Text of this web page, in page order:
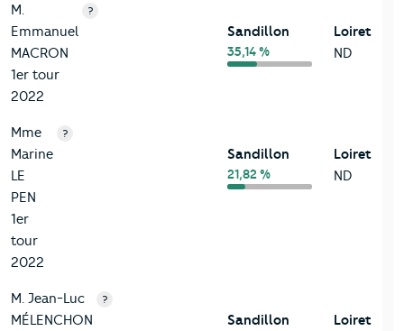
M.
Emmanuel
MACRON
1er tour
2022
?
Sandillon
35,14 %
Loiret
ND
Mme
Marine
LE
PEN
1er
tour
2022
?
Sandillon
21,82 %
Loiret
ND
M. Jean-Luc
MÉLENCHON
?
Sandillon
Loiret